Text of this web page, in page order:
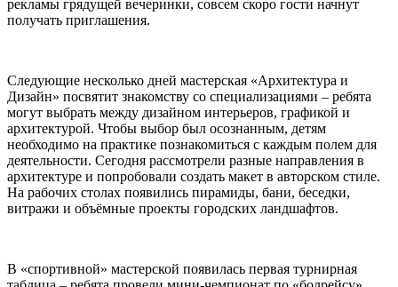
рекламы грядущей вечеринки, совсем скоро гости начнут
получать приглашения.
Следующие несколько дней мастерская «Архитектура и
Дизайн» посвятит знакомству со специализациями – ребята
могут выбрать между дизайном интерьеров, графикой и
архитектурой. Чтобы выбор был осознанным, детям
необходимо на практике познакомиться с каждым полем для
деятельности. Сегодня рассмотрели разные направления в
архитектуре и попробовали создать макет в авторском стиле.
На рабочих столах появились пирамиды, бани, беседки,
витражи и объёмные проекты городских ландшафтов.
В «спортивной» мастерской появилась первая турнирная